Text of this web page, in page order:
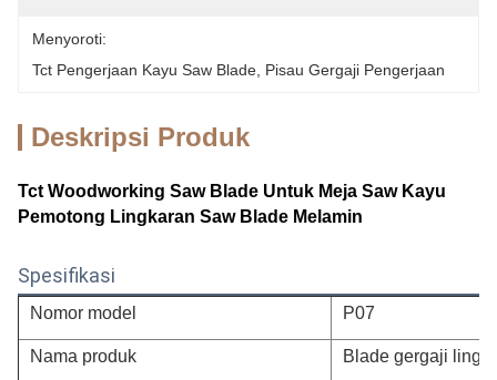
Menyoroti:
Tct Pengerjaan Kayu Saw Blade Pisau Gergaji Pengerjaan
Deskripsi Produk
Tct Woodworking Saw Blade Untuk Meja Saw Kayu
Pemotong Lingkaran Saw Blade Melamin
Spesifikasi
Nomor model P07
Nama produk Blade gergaji